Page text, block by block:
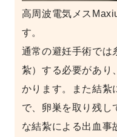
高周波電気メス
す。
通常の避妊手術では
紮）する必要があり
かります。また結紮
で、卵巣を取り残し
な結紮による出血事